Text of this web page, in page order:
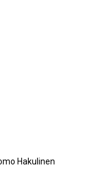
Hakulinen